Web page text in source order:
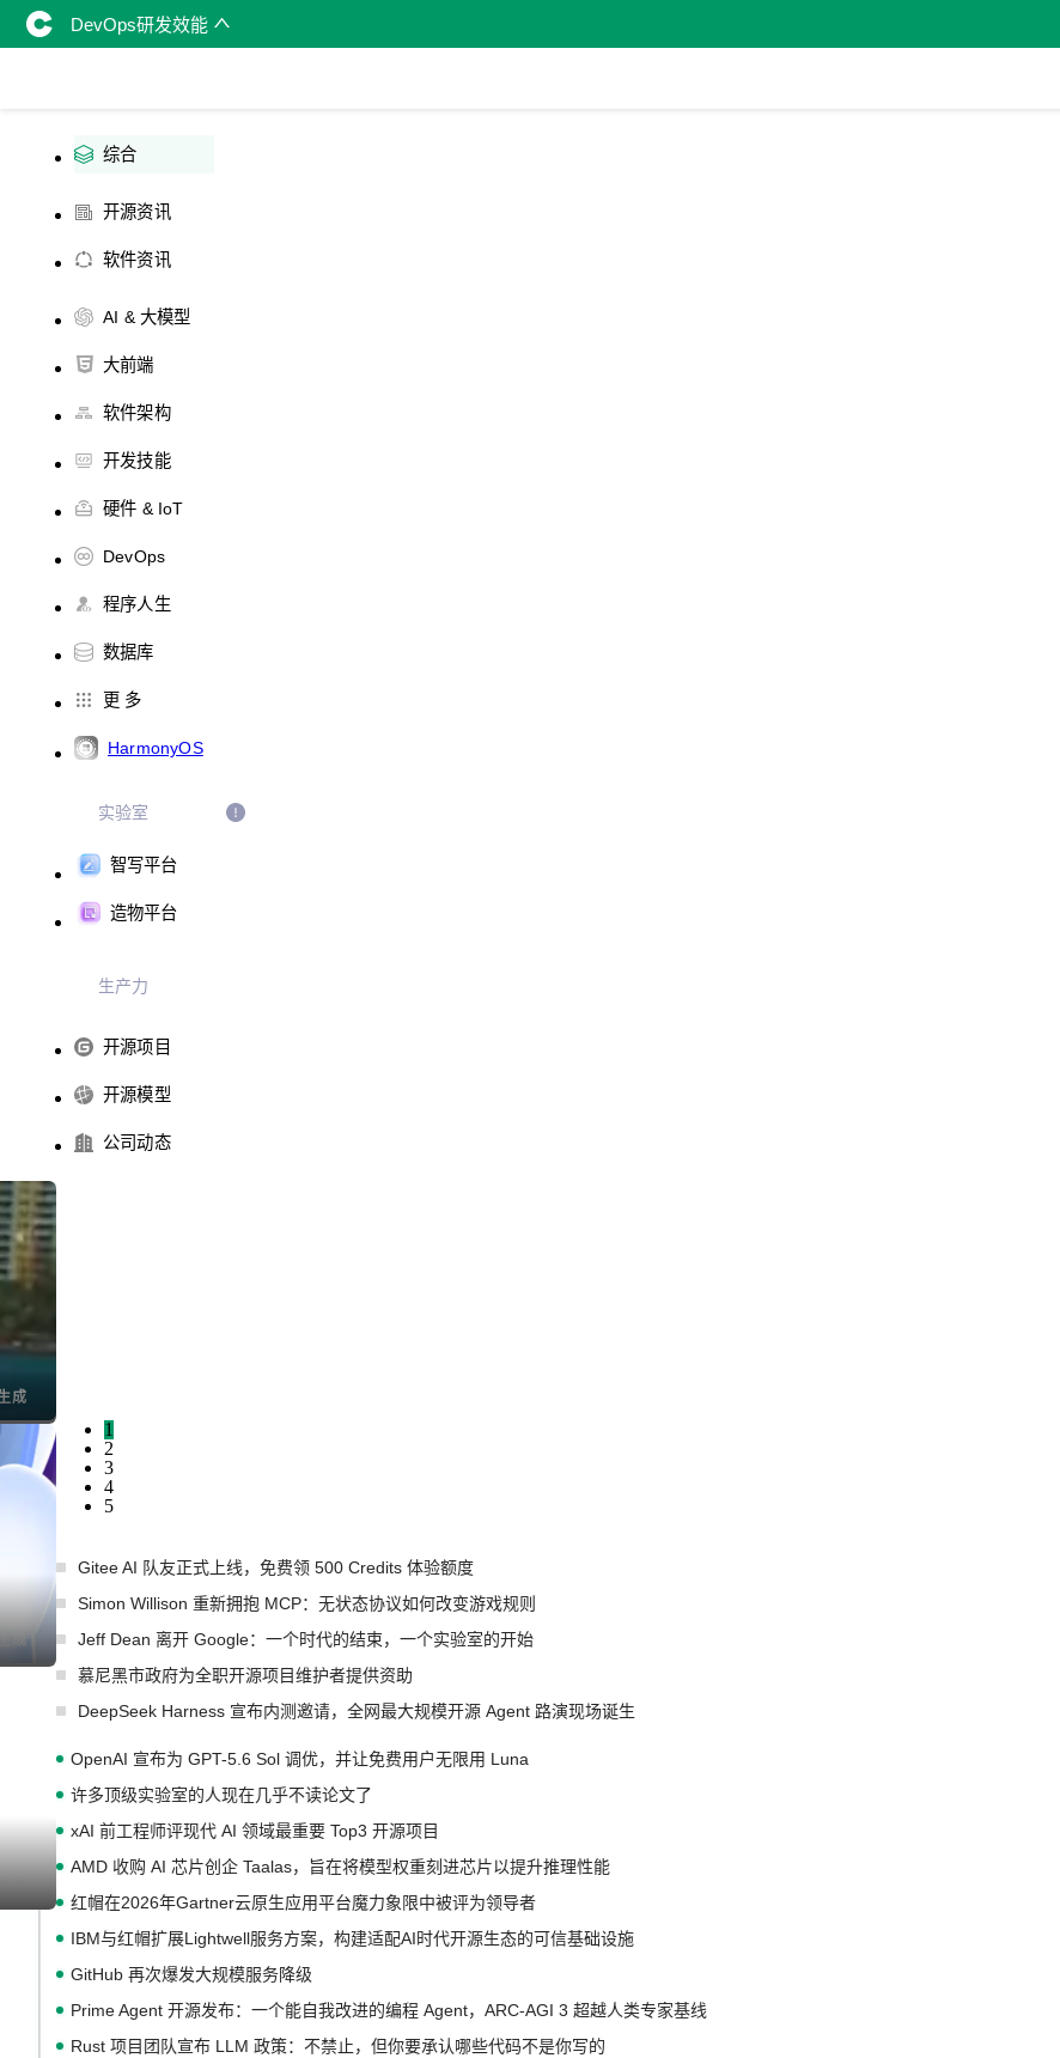
DevOps研发效能
综合
开源资讯
软件资讯
AI & 大模型
大前端
软件架构
开发技能
硬件 & IoT
DevOps
程序人生
数据库
更 多
HarmonyOS
实验室
智写平台
造物平台
生产力
开源项目
开源模型
公司动态
1
2
3
4
5
Gitee AI 队友正式上线，免费领 500 Credits 体验额度
Simon Willison 重新拥抱 MCP：无状态协议如何改变游戏规则
Jeff Dean 离开 Google：一个时代的结束，一个实验室的开始
慕尼黑市政府为全职开源项目维护者提供资助
DeepSeek Harness 宣布内测邀请，全网最大规模开源 Agent 路演现场诞生
OpenAI 宣布为 GPT-5.6 Sol 调优，并让免费用户无限用 Luna
许多顶级实验室的人现在几乎不读论文了
xAI 前工程师评现代 AI 领域最重要 Top3 开源项目
AMD 收购 AI 芯片创企 Taalas，旨在将模型权重刻进芯片以提升推理性能
红帽在2026年Gartner云原生应用平台魔力象限中被评为领导者
IBM与红帽扩展Lightwell服务方案，构建适配AI时代开源生态的可信基础设施
GitHub 再次爆发大规模服务降级
Prime Agent 开源发布：一个能自我改进的编程 Agent，ARC-AGI 3 超越人类专家基线
Rust 项目团队宣布 LLM 政策：不禁止，但你要承认哪些代码不是你写的